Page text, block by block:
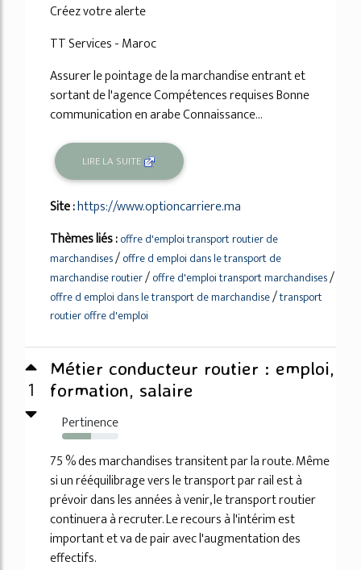
Créez votre alerte
TT Services - Maroc
Assurer le pointage de la marchandise entrant et
sortant de l'agence Compétences requises Bonne
communication en arabe Connaissance...
LIRE LA SUITE
Site :https://www.optioncarriere.ma
Thèmes liés :offre d'emploi transport routier de
marchandises/offre d emploi dans le transport de
marchandise routier/offre d'emploi transport marchandises/
offre d emploi dans le transport de marchandise/transport
routier offre d'emploi
1
Métier conducteur routier : emploi,
formation, salaire
Pertinence
51%
75 % des marchandises transitent par la route. Même
si un rééquilibrage vers le transport par rail est à
prévoir dans les années à venir, le transport routier
continuera à recruter. Le recours à l'intérim est
important et va de pair avec l'augmentation des
effectifs.